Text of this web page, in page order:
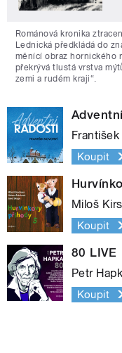
Románová kronika
Lednická předkládá do
měnící obraz hornického
překrývá tlustá vrstva
zemi a rudém kraji“.
Koupit
Miloš
Koupit
80 LIVE
Petr
Koupit